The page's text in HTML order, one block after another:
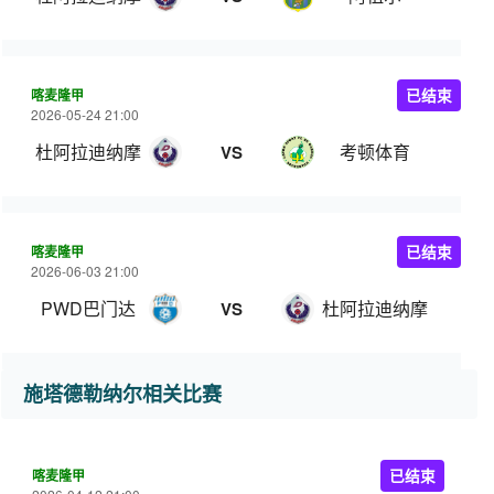
喀麦隆甲
2026-05-24 21:00
杜阿拉迪纳摩 VS 考顿体育
已结束
喀麦隆甲
2026-06-03 21:00
PWD巴门达 VS 杜阿拉迪纳摩
已结束
施塔德勒纳尔相关比赛
喀麦隆甲 已结束